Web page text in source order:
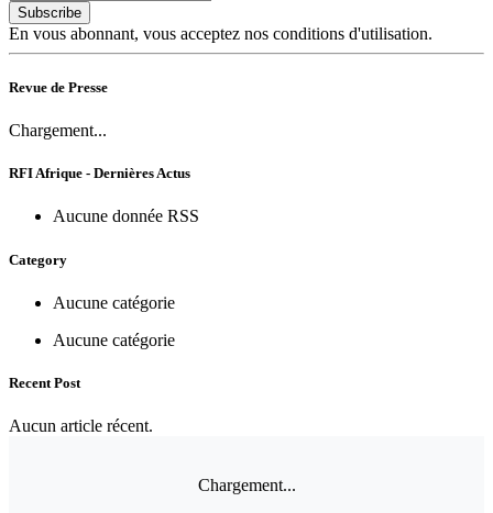
Subscribe
En vous abonnant, vous acceptez nos conditions d'utilisation.
Revue de Presse
Chargement...
RFI Afrique - Dernières Actus
Aucune donnée RSS
Category
Aucune catégorie
Aucune catégorie
Recent Post
Aucun article récent.
Chargement...